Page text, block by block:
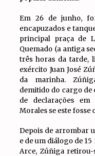
Em 26 de junho,
encapuzados e
principal praça de
Quemado (a antiga
três horas da tarde,
exército Juan José
da marinha.
demitido do cargo de
de declarações em
Morales se este fosse
Depois de arrombar
e de um diálogo de
Arce, Zúñiga